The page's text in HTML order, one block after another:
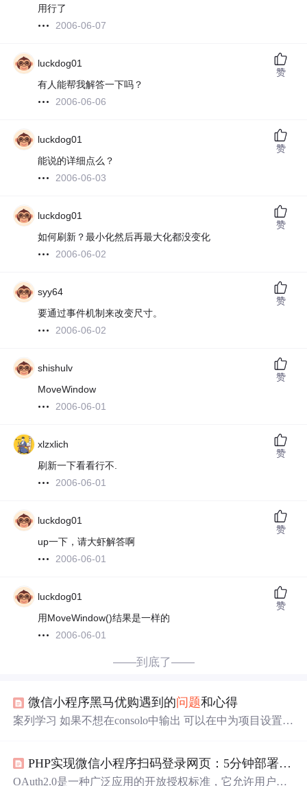
用行了
2006-06-07
luckdog01
有人能帮我解答一下吗？
2006-06-06
赞
luckdog01
能说的详细点么？
2006-06-03
赞
luckdog01
如何刷新？最小化然后再最大化都没变化
2006-06-02
赞
syy64
要通过事件机制来改变尺寸。
2006-06-02
赞
shishulv
MoveWindow
2006-06-01
赞
xlzxlich
刷新一下看看行不.
2006-06-01
赞
luckdog01
up一下，请大虾解答啊
2006-06-01
赞
luckdog01
用MoveWindow()结果是一样的
2006-06-01
赞
——到底了——
微信小程序黑马优购遇到的问题和心得
案列学习 如果不想在consolo中输出 可以在中为项目设置
nt:center; 改为水平垂直居中 justify-content:space-around; 均
匀分配周围的空间 完美居中 display: flex; flex-wrap: wra
PHP实现微信小程序扫码登录网页：5分钟部署的轻量级OAuth2方案
OAuth2.0是一种广泛应用的开放授权标准，它允许用户授